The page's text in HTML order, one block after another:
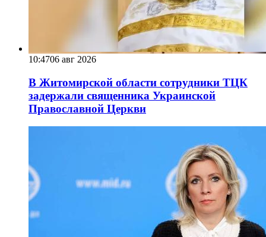
10:4706 авг 2026
В Житомирской области сотрудники ТЦК
задержали священника Украинской
Православной Церкви